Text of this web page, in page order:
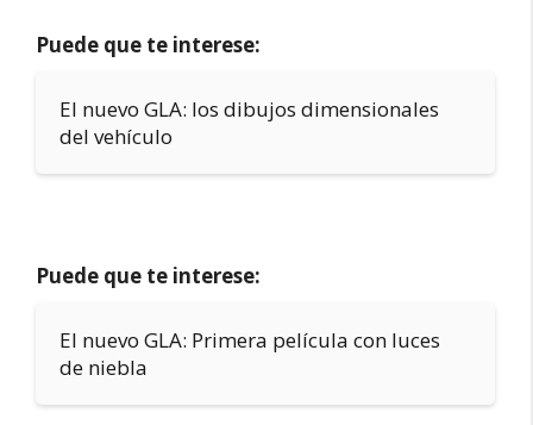
Puede que te interese:
El nuevo GLA: los dibujos dimensionales
del vehículo
Puede que te interese:
El nuevo GLA: Primera película con luces
de niebla